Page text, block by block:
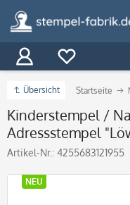
Übersicht Startseite
Kinderstempel /
Adressstempel
Artikel-Nr.: 4255683121955
NEU